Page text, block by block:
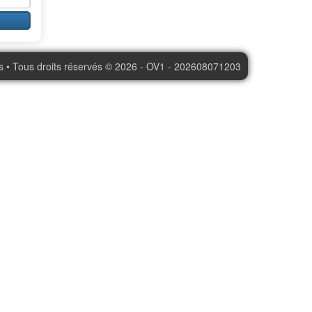
• Tous droits réservés © 2026 - OV1 - 202608071203